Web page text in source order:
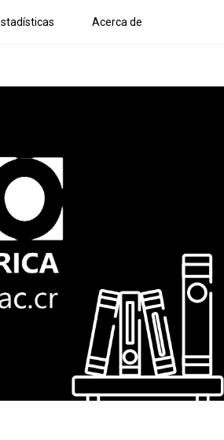
Acerca de